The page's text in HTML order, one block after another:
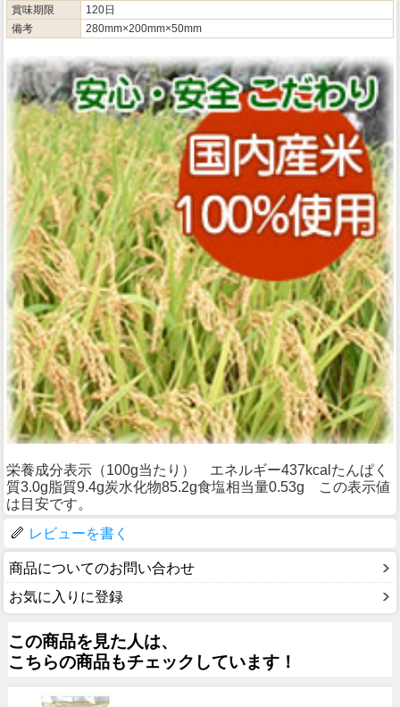
賞味期限
120日
備考
280mm×200mm×50mm
栄養成分表示（100g当たり） エネルギー437kcalたんぱく
質3.0g脂質9.4g炭水化物85.2g食塩相当量0.53g この表示値
は目安です。
レビューを書く
商品についてのお問い合わせ
お気に入りに登録
この商品を見た人は、
こちらの商品もチェックしています！